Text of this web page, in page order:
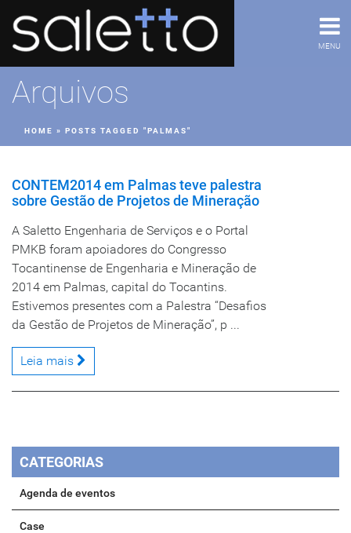
MENU
Arquivos
HOME » POSTS TAGGED "PALMAS"
CONTEM2014 em Palmas teve palestra
sobre Gestão de Projetos de Mineração
A Saletto Engenharia de Serviços e o Portal
PMKB foram apoiadores do Congresso
Tocantinense de Engenharia e Mineração de
2014 em Palmas, capital do Tocantins.
Estivemos presentes com a Palestra “Desafios
da Gestão de Projetos de Mineração”, p ...
Leia mais
CATEGORIAS
Agenda de eventos
Case